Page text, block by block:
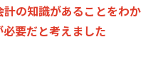
の知識があることをわか
要だと考えました